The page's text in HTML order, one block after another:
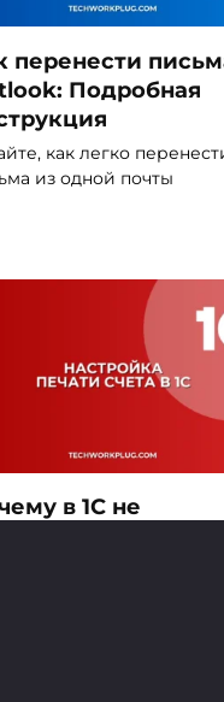
перенести
Подробная
как легко
из одной почты
в 1С не